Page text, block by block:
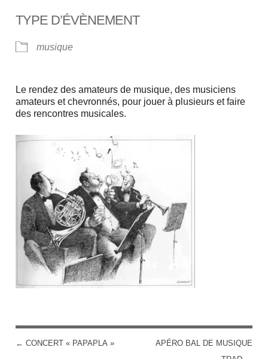
TYPE D’ÉVÈNEMENT
musique
Le rendez des amateurs de musique, des musiciens
amateurs et chevronnés, pour jouer à plusieurs et faire
des rencontres musicales.
POST NAVIGATION
← CONCERT « PAPAPLA »
APÉRO BAL DE MUSIQUE